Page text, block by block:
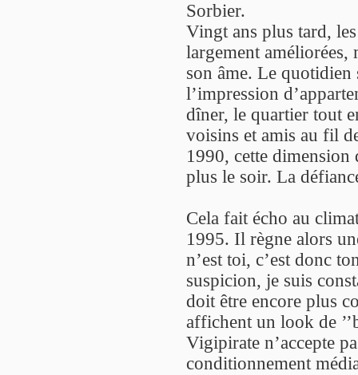
Sorbier.
Vingt ans plus tard,
largement améliorées,
son âme. Le quotidien
l’impression
dîner, le quartier tout
voisins et amis au fil
1990, cette dimension
plus le soir. La
Cela fait écho au
1995. Il règne alors
n’est toi, c’est donc
suspicion, je suis
doit être encore plus
affichent un look de
Vigipirate n’accepte
conditionnement